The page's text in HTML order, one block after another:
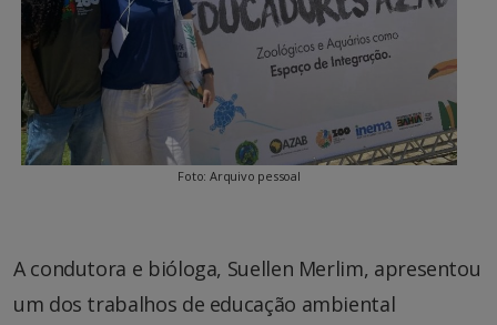
Foto: Arquivo pessoal
A condutora e bióloga, Suellen Merlim, apresentou
um dos trabalhos de educação ambiental